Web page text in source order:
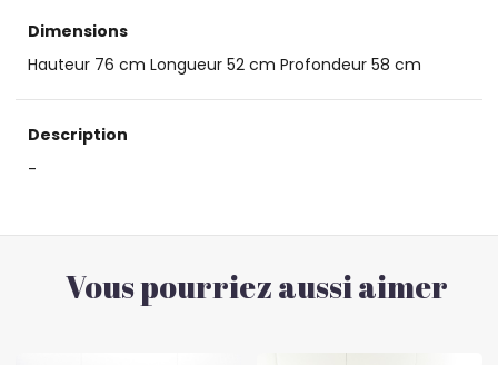
Dimensions
Hauteur 76 cm Longueur 52 cm Profondeur 58 cm
Description
-
Vous pourriez aussi aimer